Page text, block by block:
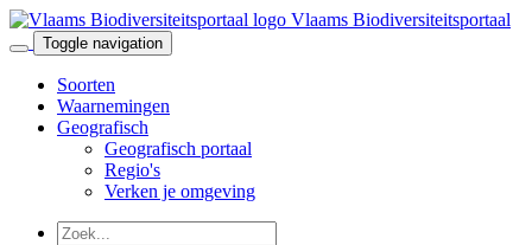
Vlaams Biodiversiteitsportaal
Toggle navigation
Soorten
Waarnemingen
Geografisch
Geografisch portaal
Regio's
Verken je omgeving